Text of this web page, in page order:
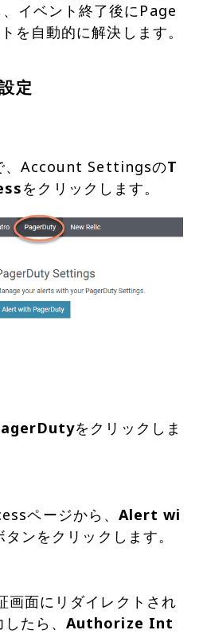
イベント終了後にPage
を自動的に解決します。
定
、Account SettingsのT
をクリックしま
ページから、 Alert wi
タンをクリックします。
面にリダイレクトされ
たら、 Authorize Int